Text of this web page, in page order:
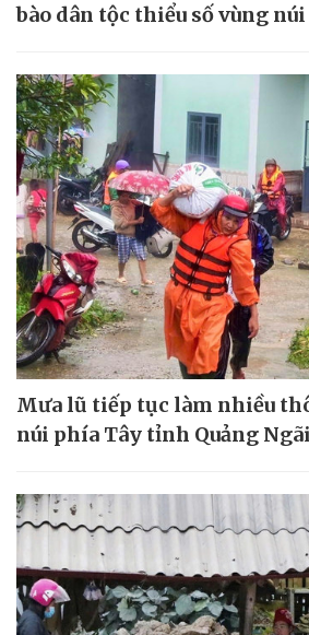
bào dân tộc thiểu số vùng núi
Mưa lũ tiếp tục làm nhiều
núi phía Tây tỉnh Quảng